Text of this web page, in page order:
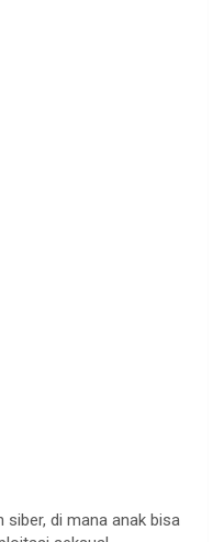
siber, di mana anak bisa